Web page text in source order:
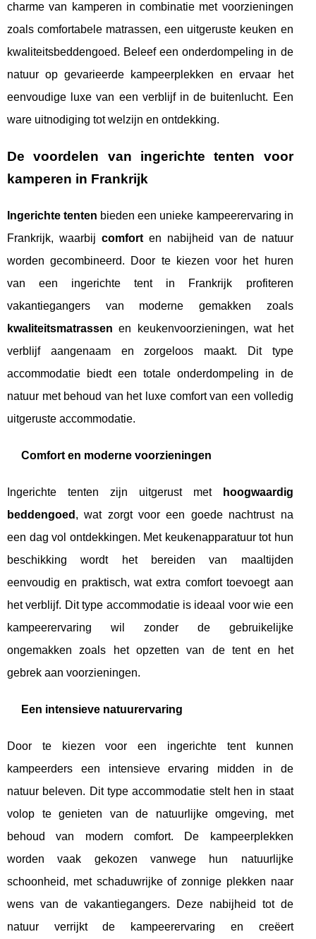
charme van kamperen in combinatie met voorzieningen
zoals comfortabele matrassen, een uitgeruste keuken en
kwaliteitsbeddengoed. Beleef een onderdompeling in de
natuur op gevarieerde kampeerplekken en ervaar het
eenvoudige luxe van een verblijf in de buitenlucht. Een
ware uitnodiging tot welzijn en ontdekking.
De voordelen van ingerichte tenten voor
kamperen in Frankrijk
Ingerichte tenten bieden een unieke kampeerervaring in
Frankrijk, waarbij comforten nabijheid van de natuur
worden gecombineerd. Door te kiezen voor het huren
van een ingerichte tent in Frankrijk profiteren
vakantiegangers van moderne gemakken zoals
kwaliteitsmatrassen en keukenvoorzieningen, wat het
verblijf aangenaam en zorgeloos maakt. Dit type
accommodatie biedt een totale onderdompeling in de
natuur met behoud van het luxe comfort van een volledig
uitgeruste accommodatie.
Comfort en moderne voorzieningen
Ingerichte tenten zijn uitgerust met
hoogwaardig
beddengoed , wat zorgt voor een goede nachtrust na
een dag vol ontdekkingen. Met keukenapparatuur tot hun
beschikking wordt het bereiden van maaltijden
eenvoudig en praktisch, wat extra comfort toevoegt aan
het verblijf. Dit type accommodatie is ideaal voor wie een
kampeerervaring wil zonder de gebruikelijke
ongemakken zoals het opzetten van de tent en het
gebrek aan voorzieningen.
Een intensieve natuurervaring
Door te kiezen voor een ingerichte tent kunnen
kampeerders een intensieve ervaring midden in de
natuur beleven. Dit type accommodatie stelt hen in staat
volop te genieten van de natuurlijke omgeving, met
behoud van modern comfort. De kampeerplekken
worden vaak gekozen vanwege hun natuurlijke
schoonheid, met schaduwrijke of zonnige plekken naar
wens van de vakantiegangers. Deze nabijheid tot de
natuur verrijkt de kampeerervaring en creëert